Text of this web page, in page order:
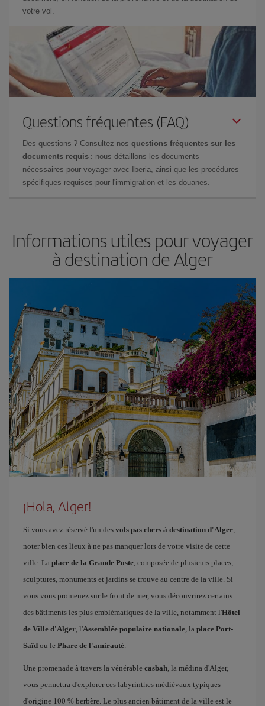
votre vol.
Questions fréquentes (FAQ)
Des questions ? Consultez nos questions fréquentes sur les
documents requis : nous détaillons les documents
nécessaires pour voyager avec Iberia, ainsi que les procédures
spécifiques requises pour l'immigration et les douanes.
Informations utiles pour voyager
à destination de Alger
¡Hola, Alger!
Si vous avez réservé l'un des vols pas chers à destination d'Alger,
noter bien ces lieux à ne pas manquer lors de votre visite de cette
ville. La place de la Grande Poste, composée de plusieurs places,
sculptures, monuments et jardins se trouve au centre de la ville. Si
vous vous promenez sur le front de mer, vous découvrirez certains
des bâtiments les plus emblématiques de la ville, notamment l'Hôtel
de Ville d'Alger, l'Assemblée populaire nationale, la place Port-
Saïd ou le Phare de l'amirauté.
Une promenade à travers la vénérable casbah, la médina d'Alger,
vous permettra d'explorer ces labyrinthes médiévaux typiques
d'origine 100 % berbère. Le plus ancien bâtiment de la ville est le